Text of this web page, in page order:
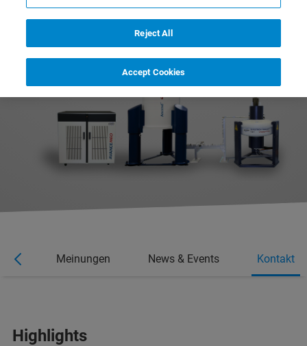
Meinungen News & Events Kontakt
Highlights
Reject All
Accept Cookies